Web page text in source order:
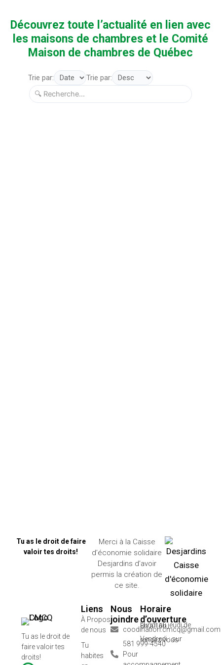
Découvrez toute l’actualité en lien avec
les maisons de chambres et le Comité
Maison de chambres de Québec
Trie par: Trie par:
Tu as le droit de faire
valoir tes droits!
Merci à la Caisse
d’économie solidaire
Desjardins d’avoir
permis la création de
ce site.
Tu as le droit de
faire valoir tes
droits!
Liens
À Propos
de nous
Tu
habites
Nous
joindre
coodination.cmcq@gmail.com
581 999-4540
Pour
Horaire
d’ouverture
Lundi au jeudi de 8h à 16h
Vendredi : sur rendez-vous